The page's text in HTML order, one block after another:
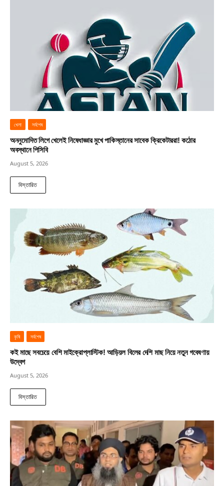
খেলা সর্বশেষ
অননুমোদিত লিগে খেলেই নিষেধাজ্ঞার মুখে পাকিস্তানের সাবেক ক্রিকেটাররা! কঠোর
অবস্থানে পিসিবি
August 5, 2026
বিস্তারিত
কৃষি সর্বশেষ
কই মাছে সবচেয়ে বেশি মাইক্রোপ্লাস্টিক! আড়িয়ল বিলের দেশি মাছ নিয়ে নতুন গবেষণায়
উদ্বেগ
August 5, 2026
বিস্তারিত